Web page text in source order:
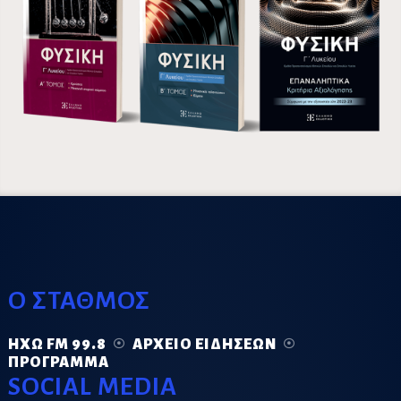
Ο ΣΤΑΘΜΟΣ
ΗΧΏ FM 99.8
ΑΡΧΕΊΟ ΕΙΔΉΣΕΩΝ
ΠΡΌΓΡΑΜΜΑ
SOCIAL MEDIA